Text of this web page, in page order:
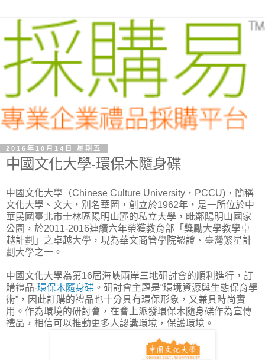
2016年10月14日 星期五
中國文化大學-環保木隨身碟
中國文化大學（Chinese Culture University，PCCU)，簡稱
文化大學、文大，別名華岡，創立於1962年，是一所位於中
華民國臺北市士林區陽明山麓的私立大學，毗鄰陽明山國家
公園，於2011-2016連續六年榮獲教育部「獎勵大學教學卓
越計劃」之卓越大學，現為華文商管學院認證、臺灣繁星計
劃大學之一。
中國文化大學為第16屆海峽兩岸三地研討會的順利進行，訂
購禮品-環保木隨身碟 。研討會主題是“環境資源與生態保育學
術”，因此訂購的禮品也十分具有環保形象，又兼具時尚實
用。作為環境的研討會，在會上派發環保木隨身碟作為宣傳
禮品，相信可以推動更多人認識環境，保護環境。